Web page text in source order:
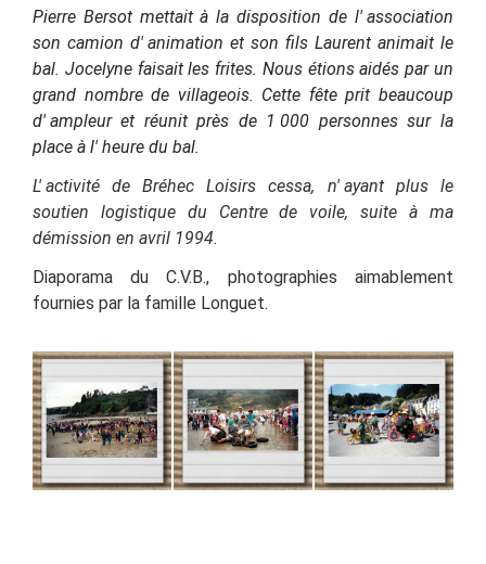
Pierre Bersot mettait à la disposition de l' association
son camion d' animation et son fils Laurent animait le
bal. Jocelyne faisait les frites. Nous étions aidés par un
grand nombre de villageois. Cette fêteprit beaucoup
d' ampleur et réunit près de 1 000 personnes sur la
place à l' heure du bal.
L' activité de Bréhec Loisirs cessa, n' ayant plus le
soutien logistique du Centre de voile, suite à ma
démission en avril 1994.
Diaporama du C.V.B., photographies aimablement
fournies par la famille Longuet.